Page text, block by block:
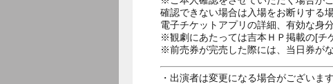
確認できない場合は入場をお断りする
電子チケットアプリの詳細、有効な身
※観劇にあたっては吉本ＨＰ掲載の[チ
※前売券が完売した際には、当日券が
・出演者は変更になる場合がございま